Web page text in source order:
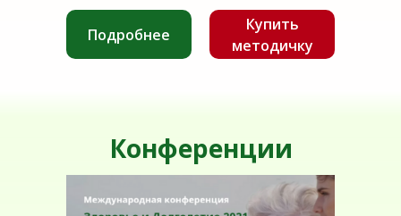
Подробнее
Купить
методичку
Конференции